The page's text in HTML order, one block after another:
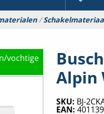
/
vochtige
Alpin
SKU: BJ-
EAN: